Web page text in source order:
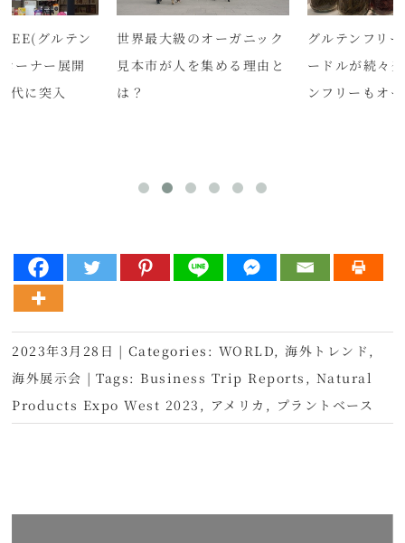
グルテン
ーナー展開
代に突入
世界最大級のオーガニック
見本市が人を集める理由と
は？
グルテンフリ
ードルが続々
ンフリーもオ
2023年3月28日 | Categories: WORLD,海外トレンド ,
海外展示会 | Tags:Business Trip Reports , Natural
Products Expo West 2023 , アメリカ , プラントベース